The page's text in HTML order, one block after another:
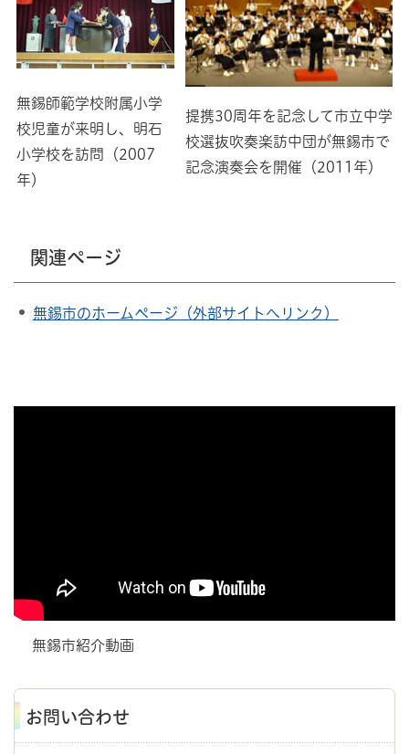
無錫師範学校附属小学
校児童が来明し、明石
小学校を訪問（2007
年）
提携30周年を記念して市立中学
校選抜吹奏楽訪中団が無錫市で
記念演奏会を開催（2011年）
関連ページ
無錫市のホームページ（外部サイトへリンク）
無錫市紹介動画
お問い合わせ